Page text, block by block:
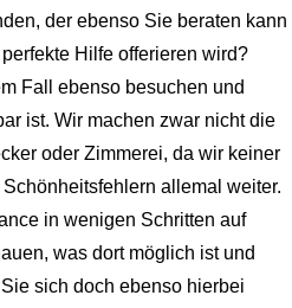
der ebenso Sie beraten kann
Hilfe offerieren wird?
Fall ebenso besuchen und
ist. Wir machen zwar nicht die
oder Zimmerei, da wir keiner
allemal weiter.
in wenigen Schritten auf
was dort möglich ist und
sich doch ebenso hierbei